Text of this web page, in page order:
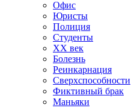
Офис
Юристы
Полиция
Студенты
ХХ век
Болезнь
Реинкарнация
Сверхспособности
Фиктивный брак
Маньяки